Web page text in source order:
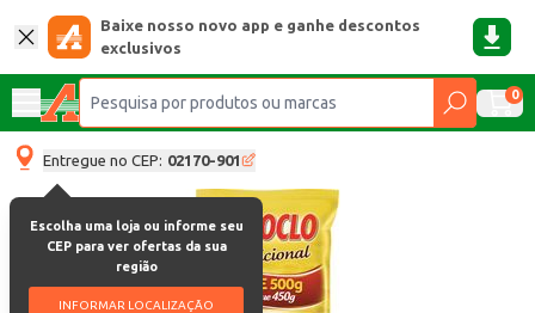
Baixe nosso novo app e ganhe descontos
exclusivos
0
Entregue no CEP: 02170-901
Escolha uma loja ou informe seu
CEP para ver ofertas da sua
região
INFORMAR LOCALIZAÇÃO